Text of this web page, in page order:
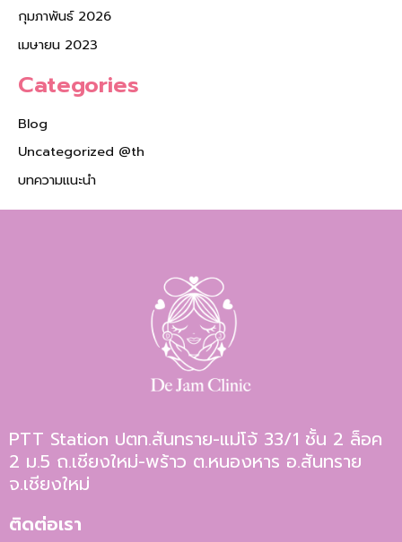
กุมภาพันธ์ 2026
เมษายน 2023
Categories
Blog
Uncategorized @th
บทความแนะนำ
PTT Station ปตท.สันทราย-แม่โจ้ 33/1 ชั้น 2 ล็อค
2 ม.5 ถ.เชียงใหม่-พร้าว ต.หนองหาร อ.สันทราย
จ.เชียงใหม่
ติดต่อเรา